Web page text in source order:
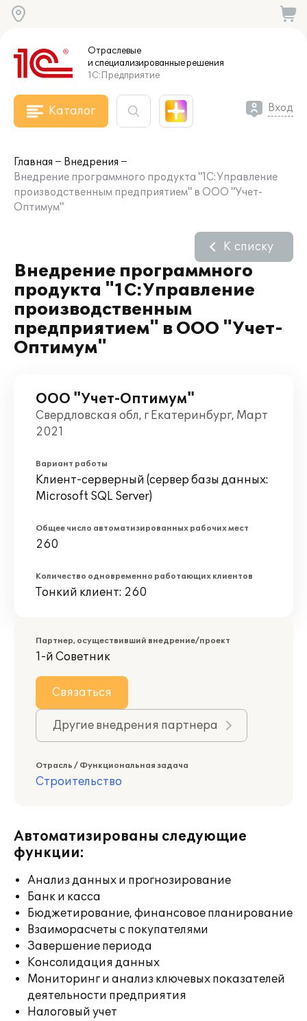
Отраслевые
и специализированныерешения
1С:Предприятие
Каталог Вход
Главная
Внедрения
Внедрение программного продукта "1С:Управление
производственным предприятием" в ООО "Учет-
Оптимум"
Внедрение программного
продукта "1С:Управление
производственным
предприятием" в ООО "Учет-
Оптимум"
К списку
ООО "Учет-Оптимум"
Свердловская обл, г Екатеринбург, Март
2021
Вариант работы
Клиент-серверный (сервер базы данных:
Microsoft SQL Server)
Общее число автоматизированных рабочих мест
260
Количество одновременно работающих клиентов
Тонкий клиент: 260
Партнер, осуществивший внедрение/проект
1-й Советник
Связаться
Другие внедрения партнера
Отрасль / Функциональная задача
Строительство
Автоматизированы следующие
функции:
Анализ данных и прогнозирование
Банк и касса
Бюджетирование, финансовое планирование
Взаиморасчеты с покупателями
Завершение периода
Консолидация данных
Мониторинг и анализ ключевых показателей
деятельности предприятия
Налоговый учет